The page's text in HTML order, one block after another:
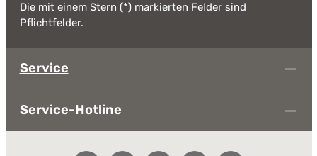
Die mit einem Stern (*) markierten Felder sind
Pflichtfelder.
Service
Service-Hotline